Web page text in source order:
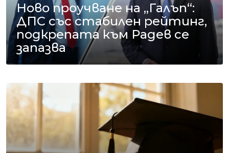
Ново проучване на „Галъп“:
ДПС със стабилен рейтинг,
подкрепата към Радев се
запазва